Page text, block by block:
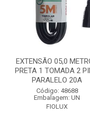
EXTENSÃO 05,0
PRETA 1 TOMADA 2
PARALELO 20A
Código: 48688
Embalagem: UN
FIOLUX